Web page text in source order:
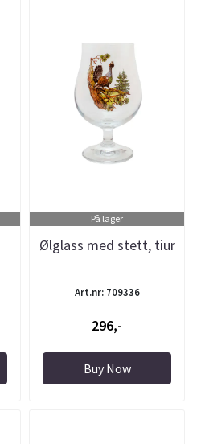
På lager
Ølglass med stett, tiur
Art.nr: 709336
296,-
Buy Now